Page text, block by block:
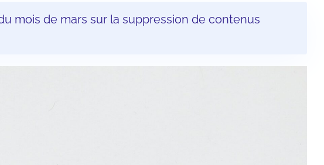
mois de mars sur la suppression de contenus